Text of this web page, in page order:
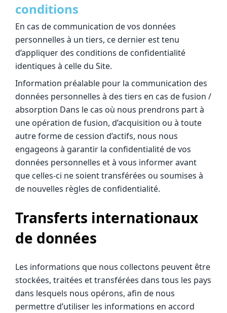
conditions
En cas de communication de vos données
personnelles à un tiers, ce dernier est tenu
d’appliquer des conditions de confidentialité
identiques à celle du Site.
Information préalable pour la communication des
données personnelles à des tiers en cas de fusion /
absorption Dans le cas où nous prendrons part à
une opération de fusion, d’acquisition ou à toute
autre forme de cession d’actifs, nous nous
engageons à garantir la confidentialité de vos
données personnelles et à vous informer avant
que celles-ci ne soient transférées ou soumises à
de nouvelles règles de confidentialité.
Transferts internationaux
de données
Les informations que nous collectons peuvent être
stockées, traitées et transférées dans tous les pays
dans lesquels nous opérons, afin de nous
permettre d’utiliser les informations en accord